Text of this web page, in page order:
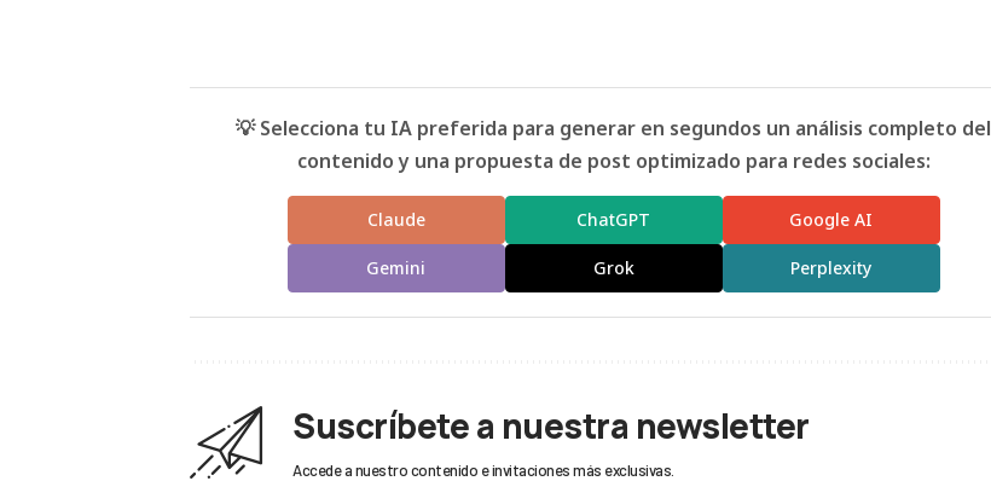
💡 Selecciona tu IA preferida para generar en segundos un análisis completo del
contenido y una propuesta de post optimizado para redes sociales:
Claude ChatGPT Google AI
Gemini Grok Perplexity
Suscríbete a nuestra newsletter
Accede a nuestro contenido e invitaciones más exclusivas.